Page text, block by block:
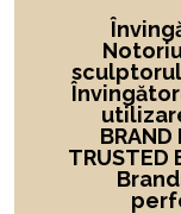
BRAND
TRUSTED